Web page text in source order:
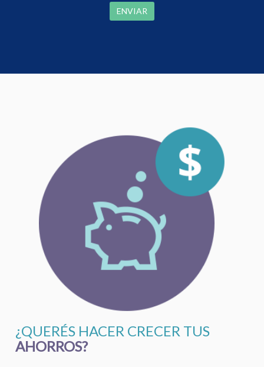
ENVIAR
¿QUERÉS HACER CRECER TUS
AHORROS?